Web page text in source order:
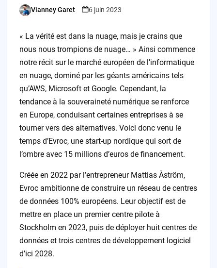
Posted
Vianney Garet 6 juin 2023
« La vérité est dans la nuage, mais je crains que
nous nous trompions de nuage… » Ainsi commence
notre récit sur le marché européen de l’informatique
en nuage, dominé par les géants américains tels
qu’AWS, Microsoft et Google. Cependant, la
tendance à la souveraineté numérique se renforce
en Europe, conduisant certaines entreprises à se
tourner vers des alternatives. Voici donc venu le
temps d’Evroc, une start-up nordique qui sort de
l’ombre avec 15 millions d’euros de financement.
Créée en 2022 par l’entrepreneur Mattias Åström,
Evroc ambitionne de construire un réseau de centres
de données 100% européens. Leur objectif est de
mettre en place un premier centre pilote à
Stockholm en 2023, puis de déployer huit centres de
données et trois centres de développement logiciel
d’ici 2028.